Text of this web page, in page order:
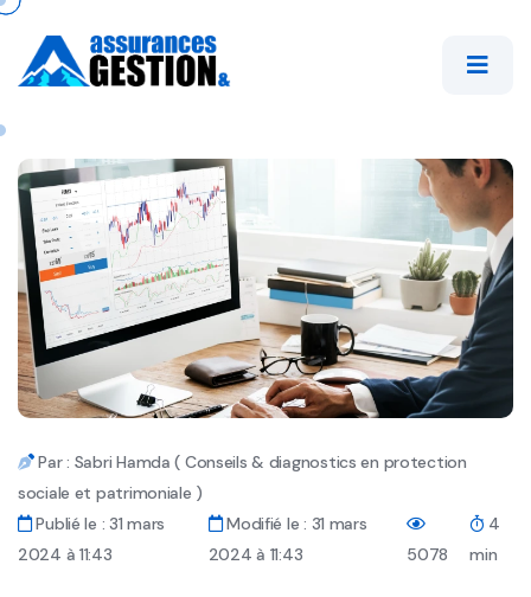
Par : Sabri Hamda ( Conseils & diagnostics en protection
sociale et patrimoniale )
Publié le : 31 mars
2024 à 11:43
Modifié le : 31 mars
2024 à 11:43
5078
4
min